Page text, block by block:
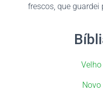
frescos, que guardei